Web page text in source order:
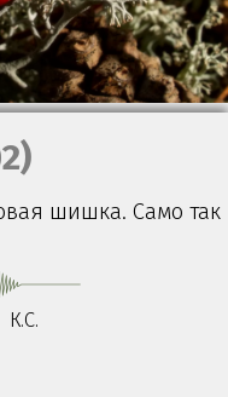
шишка. Само так
К.С.